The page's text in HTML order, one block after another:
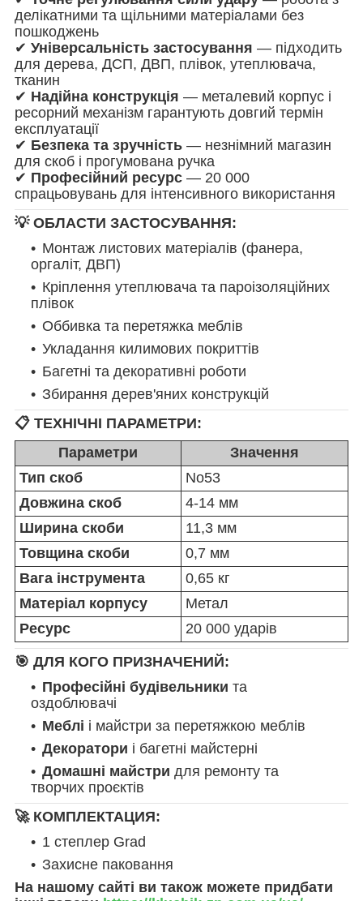
делікатними та щільними матеріалами без
пошкоджень
✔ Універсальність застосування — підходить
для дерева, ДСП, ДВП, плівок, утеплювача,
тканин
✔ Надійна конструкція — металевий корпус і
ресорний механізм гарантують довгий термін
експлуатації
✔ Безпека та зручність — незнімний магазин
для скоб і прогумована ручка
✔ Професійний ресурс — 20 000
спрацьовувань для інтенсивного використання
💡 ОБЛАСТИ ЗАСТОСУВАННЯ:
Монтаж листових матеріалів (фанера,
оргаліт, ДВП)
Кріплення утеплювача та пароізоляційних
плівок
Оббивка та перетяжка меблів
Укладання килимових покриттів
Багетні та декоративні роботи
Збирання дерев'яних конструкцій
📋 ТЕХНІЧНІ ПАРАМЕТРИ:
Параметри
Значення
Тип скоб
No53
Довжина скоб
4-14 мм
Ширина скоби
11,3 мм
Товщина скоби
0,7 мм
Вага інструмента
0,65 кг
Матеріал корпусу
Метал
Ресурс
20 000 ударів
🎯 ДЛЯ КОГО ПРИЗНАЧЕНИЙ:
Професійні будівельники та
оздоблювачі
Меблі і майстри за перетяжкою меблів
Декоратори і багетні майстерні
Домашні майстри для ремонту та
творчих проєктів
🚀 КОМПЛЕКТАЦИЯ:
1 степлер Grad
Захисне паковання
На нашому сайті ви також можете придбати